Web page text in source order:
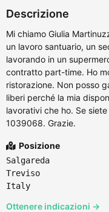
Descrizione
Mi chiamo Giulia
un lavoro santuario, un
lavorando in un
contratto part-time. Ho
ristorazione. Non posso
liberi perché la mia
lavorativi che ho. Se
1039068. Grazie.
Posizione
Salgareda
Treviso
Italy
Ottenere indicazioni →